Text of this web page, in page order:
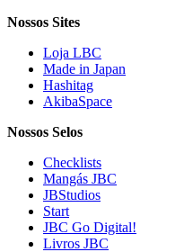
Nossos Sites
Loja LBC
Made in Japan
Hashitag
AkibaSpace
Nossos Selos
Checklists
Mangás JBC
JBStudios
Start
JBC Go Digital!
Livros JBC